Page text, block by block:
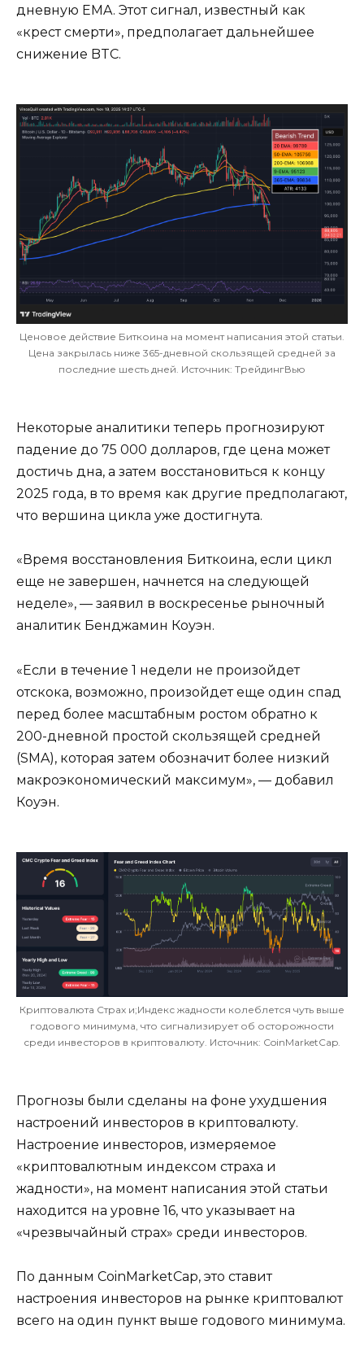
дневную EMA. Этот сигнал, известный как
«крест смерти», предполагает дальнейшее
снижение BTC.
Ценовое действие Биткоина на момент написания этой статьи.
Цена закрылась ниже 365-дневной скользящей средней за
последние шесть дней. Источник: ТрейдингВью
Некоторые аналитики теперь прогнозируют
падение до 75 000 долларов, где цена может
достичь дна, а затем восстановиться к концу
2025 года, в то время как другие предполагают,
что вершина цикла уже достигнута.
«Время восстановления Биткоина, если цикл
еще не завершен, начнется на следующей
неделе», — заявил в воскресенье рыночный
аналитик Бенджамин Коуэн.
«Если в течение 1 недели не произойдет
отскока, возможно, произойдет еще один спад
перед более масштабным ростом обратно к
200-дневной простой скользящей средней
(SMA), которая затем обозначит более низкий
макроэкономический максимум», — добавил
Коуэн.
Криптовалюта Страх и;Индекс жадности колеблется чуть выше
годового минимума, что сигнализирует об осторожности
среди инвесторов в криптовалюту. Источник: CoinMarketCap.
Прогнозы были сделаны на фоне ухудшения
настроений инвесторов в криптовалюту.
Настроение инвесторов, измеряемое
«криптовалютным индексом страха и
жадности», на момент написания этой статьи
находится на уровне 16, что указывает на
«чрезвычайный страх» среди инвесторов.
По данным CoinMarketCap, это ставит
настроения инвесторов на рынке криптовалют
всего на один пункт выше годового минимума.